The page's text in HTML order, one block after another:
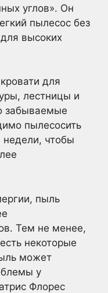
углов». Он
пылесос без
высоких
для
лестницы и
забываемые
пылесосить
чтобы
пыль
Тем не менее,
некоторые
может
у
Флорес